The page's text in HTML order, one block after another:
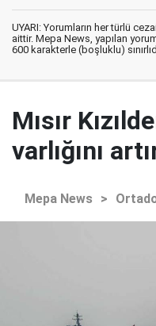
UYARI: Yorumların her türlü
aittir. Mepa News, yapılan
600 karakterle (boşluklu)
Mısır
varlığını
Mepa News >